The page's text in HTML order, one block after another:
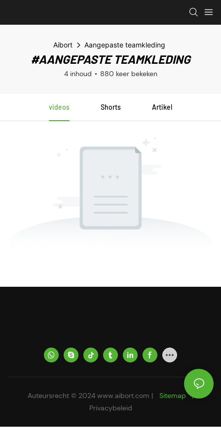
Aibort Aangepaste teamkleding
#AANGEPASTE TEAMKLEDING
4 inhoud 880 keer bekeken
videos Shorts Artikel
Auteursrecht © 2024 www.aibort.com | Sitemap |
Privacybeleid